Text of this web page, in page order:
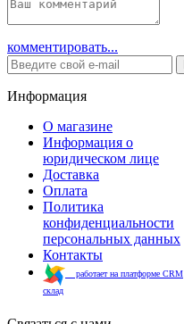
комментировать...
Информация
О магазине
Информация о
юридическом лице
Доставка
Оплата
Политика
конфиденциальности
персональных данных
Контакты
работает на платформе CRM
склад